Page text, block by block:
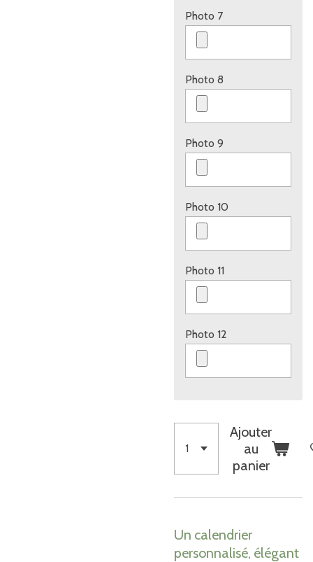
Photo 7
Photo 8
Photo 9
Photo 10
Photo 11
Photo 12
Ajouter
au
panier
Un calendrier
personnalisé, élégant